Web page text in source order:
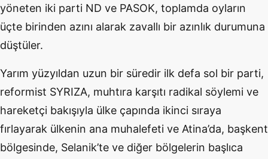
yöneten iki parti ND ve PASOK, toplamda oyların
üçte birinden azını alarak zavallı bir azınlık durumuna
düştüler.
Yarım yüzyıldan uzun bir süredir ilk defa sol bir parti,
reformist SYRIZA, muhtıra karşıtı radikal söylemi ve
hareketçi bakışıyla ülke çapında ikinci sıraya
fırlayarak ülkenin ana muhalefeti ve Atina’da, başkent
bölgesinde, Selanik’te ve diğer bölgelerin başlıca